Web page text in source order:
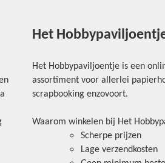
Het
Het Hobbypaviljoentje is een
assortiment voor allerlei
scrapbooking enzovoort.
Waarom winkelen bij Het
Scherpe prijzen
Lage verzendkosten